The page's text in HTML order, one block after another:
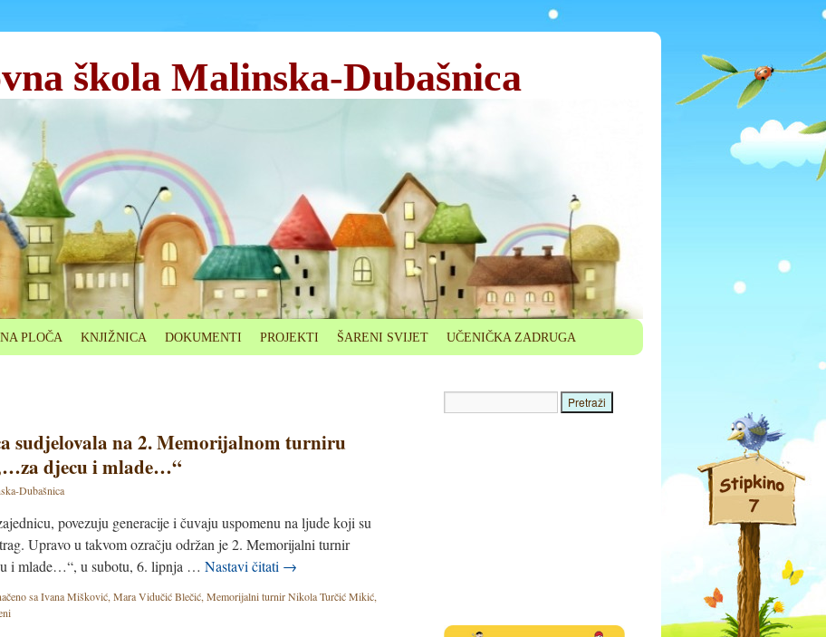
škola Malinska-Dubašnica
PLOČA KNJIŽNICA DOKUMENTI PROJEKTI ŠARENI SVIJET UČENIČKA ZADRUGA
sudjelovala na 2. Memorijalnom turniru
djecu i mlade…“
Dubašnica
povezuju generacije i čuvaju uspomenu na ljude koji su
Upravo u takvom ozračju održan je 2. Memorijalni turnir
i mlade…“, u subotu, 6. lipnja … Nastavi čitati →
saIvana Mišković, Mara Vidučić Blečić, Memorijalni turnir Nikola Turčić Mikić,